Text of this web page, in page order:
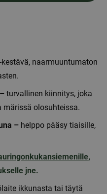
kestävä, naarmuuntumaton
turvallinen kiinnitys, joka
olosuhteissa.
– helppo pääsy tiaisille,
jne.
ikkunasta tai täytä